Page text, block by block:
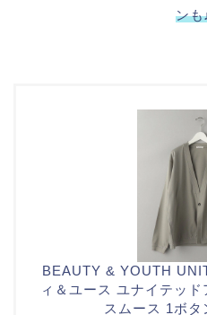
ンも
BEAUTY & YOUTH
ィ＆ユース ユナイテッ
スムース 1ボ